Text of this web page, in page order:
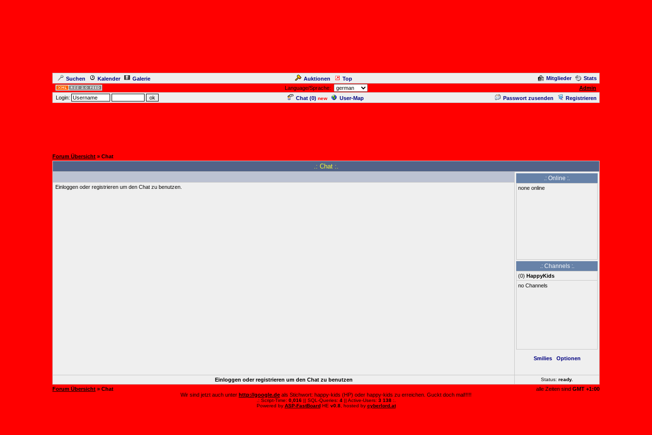
Suchen Kalender Galerie Auktionen Top Mitglieder
Stats
Language/Sprache:
Admin
Login:
Chat (0) new User-Map Passwort zusenden Registrieren
Forum Übersicht » Chat
.: Chat :.
.: Online :.
none online
.: Channels :.
(0) HappyKids
no Channels
Smilies Optionen
Einloggen oder registrieren um den Chat zu benutzen.
Einloggen oder registrieren um den Chat zu benutzen Status: ready..
Forum Übersicht » Chat alle Zeiten sind GMT +1:00
Wir sind jetzt auch unter http://google.de als Stichwort: happy-kids (HP) oder happy-kids zu erreichen. Guckt doch mal!!!!!
.: Script-Time: 0,016|| SQL-Queries: 4|| Active-Users: 3 138:.
Powered by ASP-FastBoardHE v0.8, hosted by cyberlord.at